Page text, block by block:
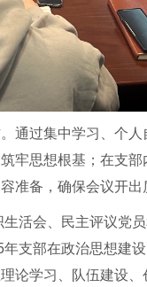
通过集中学习、个
牢思想根基；在支部
准备，确保会议开出
活会、民主评议党
支部在政治思想建
论学习、队伍建设